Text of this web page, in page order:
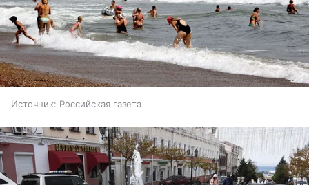
Источник: Российская газета